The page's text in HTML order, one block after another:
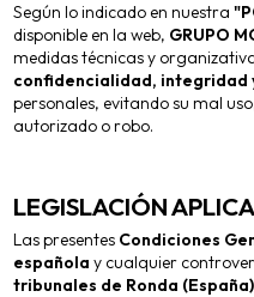
Según lo indicado en nuestra
disponible en la web, GRUPO
medidas técnicas y
confidencialidad, integridad
personales, evitando su mal
autorizado o robo.
LEGISLACIÓN
Las presentes Condiciones
española y cualquier
tribunales de Ronda (España)